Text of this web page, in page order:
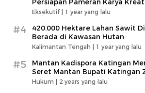
Persiapan Pameran Karya
Eksekutif | 1 year yang lalu
#4
420.000 Hektare Lahan Sawit
Berada di Kawasan Hutan
Kalimantan Tengah | 1 year yang lalu
#5
Mantan Kadispora Katingan
Seret Mantan Bupati Katingan
Hukum | 2 years yang lalu